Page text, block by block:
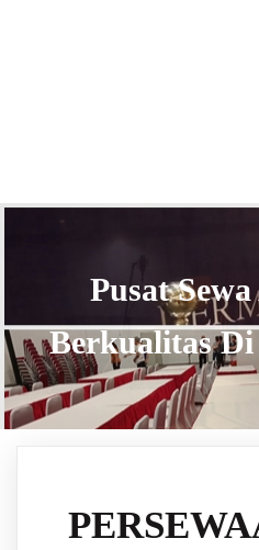
Pusat
Berkualitas